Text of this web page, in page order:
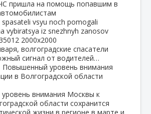
пришла на помощь попавшим в
волгоградские спасатели
сигнал от водителей…
Повышенный уровень внимания
в Волгоградской области